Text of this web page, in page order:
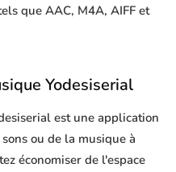
que AAC, M4A, AIFF et
Yodesiserial
est une application
ou de la musique à
économiser de l'espace